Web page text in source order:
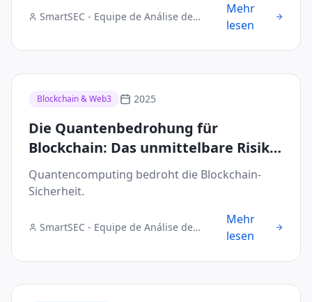
SmartSEC - Equipe de Análise de
Mehr
lesen
Blockchain & Web3 2025
Die Quantenbedrohung für
Blockchain: Das unmittelbare Risiko
und die Roadmap für Quantum-Safe-
Kryptografie
Quantencomputing bedroht die Blockchain-
Sicherheit.
SmartSEC - Equipe de Análise de
Mehr
lesen